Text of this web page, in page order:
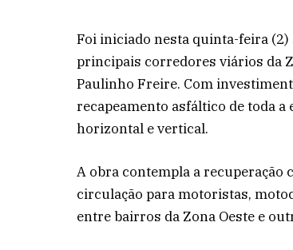
Foi iniciado nesta quinta-feira (2)
principais corredores viários da
Paulinho Freire. Com
recapeamento asfáltico de toda a
horizontal e vertical.
A obra contempla a recuperação
circulação para motoristas,
entre bairros da Zona Oeste e